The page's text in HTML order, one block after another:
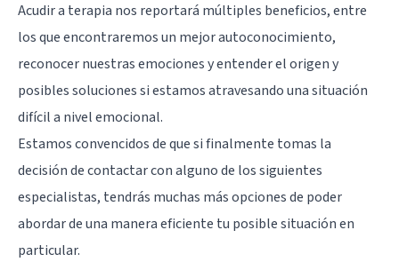
Acudir a terapia nos reportará múltiples beneficios, entre
los que encontraremos un mejor autoconocimiento,
reconocer nuestras emociones y entender el origen y
posibles soluciones si estamos atravesando una situación
difícil a nivel emocional.
Estamos convencidos de que si finalmente tomas la
decisión de contactar con alguno de los siguientes
especialistas, tendrás muchas más opciones de poder
abordar de una manera eficiente tu posible situación en
particular.